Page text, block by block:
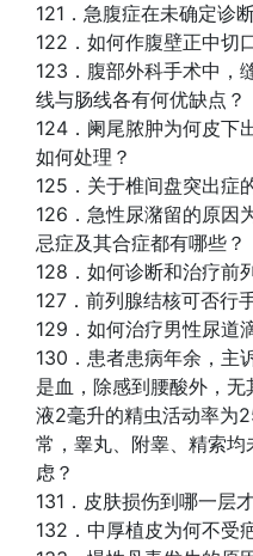
121．急腹症在未确定诊
122．如何作腹壁正中切
123．腹部外科手术中，
线与肠线各有何优缺点？
124．阑尾脓肿为何皮下
如何处理？
125．关于椎间盘突出症
126．急性尿潴留的原因
忌症及其合症都有哪些？
128．如何诊断和治疗前
127．前列腺结核可否行
129．如何治疗男性尿道
130．患者患病年余，主
是血，除感到腰酸外，
液2毫升的精虫活动率为
常，睾丸、附睾、精索
虑？
131．皮肤损伤到哪一层
132．中厚植皮为何不受